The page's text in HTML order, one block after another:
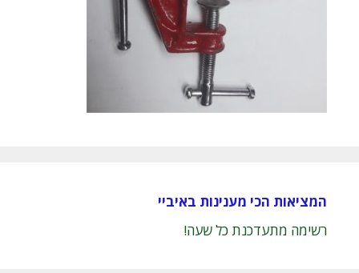
המציאות הכי מענינות באיביי
רשימה מתעדכנת כל שעה!